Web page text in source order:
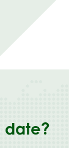
date?